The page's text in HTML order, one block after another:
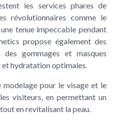
les services phares de
révolutionnaires comme le
tenue impeccable pendant
propose également des
des gommages et masques
et hydratation optimales.
modelage pour le visage et le
visiteurs, en permettant un
en revitalisant la peau.